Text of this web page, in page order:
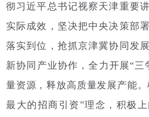
彻习近平总书记视察天津重要
实际成效，坚决把中央决策部
落实到位，抢抓京津冀协同发
新协同产业协作，全力开展“
量资源，释放高质量发展产能
最大的招商引资”理念，积极